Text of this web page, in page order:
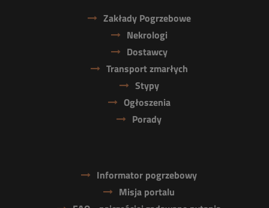
Zakłady Pogrzebowe
Nekrologi
Dostawcy
Transport zmarłych
Stypy
Ogłoszenia
Porady
Informator pogrzebowy
Misja portalu